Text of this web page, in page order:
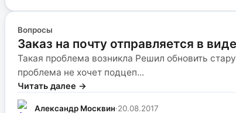
Вопросы
Заказ на почту отправляется в
Такая проблема возникла Решил обновить
проблема не хочет подцеп...
Читать далее →
Александр Москвин·20.08.2017